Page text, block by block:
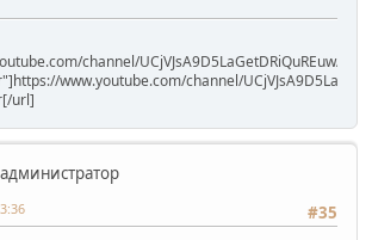
channel/UCjVJsA9D5LaGetDRiQuREuw/
www.youtube.com/channel/
url]
#35